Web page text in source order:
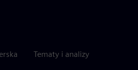
Tematy i analizy